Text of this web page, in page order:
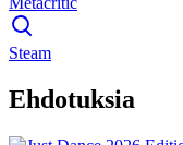
Steam
Ehdotuksia